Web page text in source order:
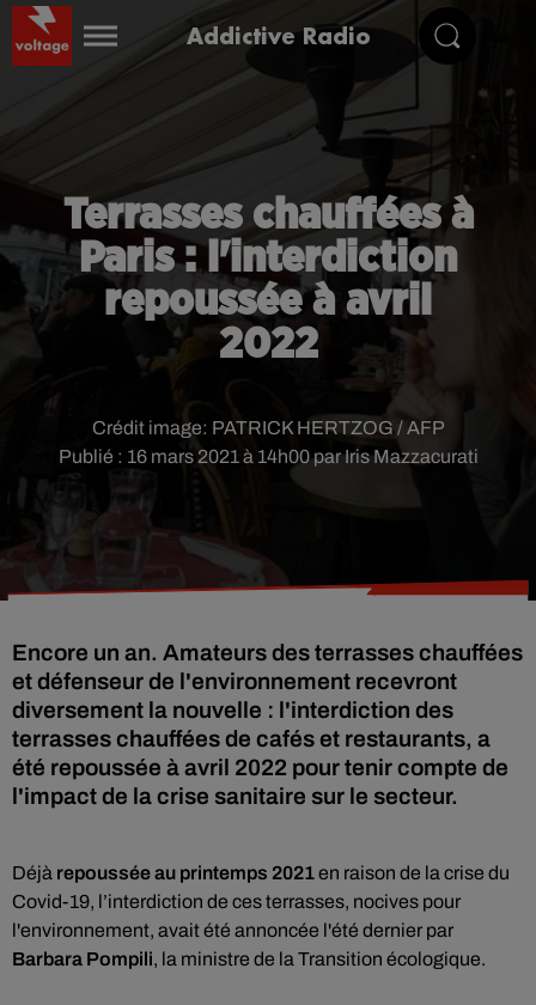
Addictive Radio
Terrasses chauffées à
Paris : l'interdiction
repoussée à avril
2022
Publié : 16 mars 2021 à 14h00 par Iris Mazzacurati
Crédit image: PATRICK HERTZOG / AFP
Encore un an. Amateurs des terrasses chauffées
et défenseur de l'environnement recevront
diversement la nouvelle : l'interdiction des
terrasses chauffées de cafés et restaurants, a
été repoussée à avril 2022 pour tenir compte de
l'impact de la crise sanitaire sur le secteur.
Déjà repoussée au printemps 2021en raison de la crise du
Covid-19, l’interdiction de ces terrasses, nocives pour
l'environnement, avait été annoncée l'été dernier par
Barbara Pompili, la ministre de la Transition écologique.